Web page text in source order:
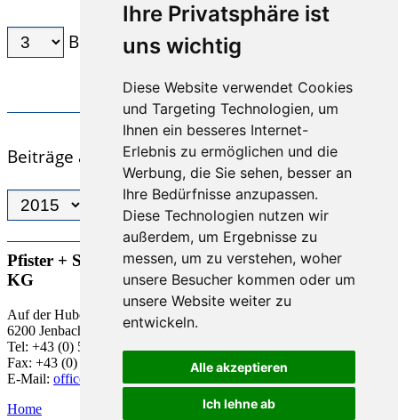
Ihre Privatsphäre ist
uns wichtig
Diese Website verwendet Cookies
und Targeting Technologien, um
Ihnen ein besseres Internet-
Erlebnis zu ermöglichen und die
Werbung, die Sie sehen, besser an
Ihre Bedürfnisse anzupassen.
Diese Technologien nutzen wir
außerdem, um Ergebnisse zu
messen, um zu verstehen, woher
unsere Besucher kommen oder um
unsere Website weiter zu
entwickeln.
Alle akzeptieren
Ich lehne ab
Beiträge / Seite
KURZTEXT AUSBLENDEN
Beiträge aus diesem Monat:
Pfister + Schwaiger Steuerberatungs-GmbH & Co
KG
Auf der Huben 1
6200 Jenbach
Tel: +43 (0) 5244 63 818-0
Fax: +43 (0) 5244 63 818 -18
E-Mail: office@pfister.co.at
Home